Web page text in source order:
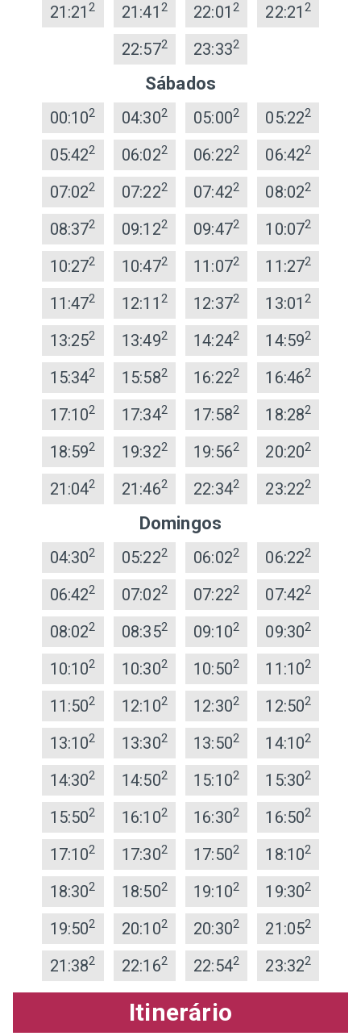
21:212 21:41 2 22:01 2 22:212
22:572 23:332
Sábados
00:102 04:302 05:002 05:222
05:422 06:022 06:222 06:422
07:022 07:222 07:422 08:022
08:372 09:122 09:472 10:072
10:272 10:472 11:072 11:272
11:472 12:11 2 12:372 13:012
13:252 13:492 14:242 14:592
15:342 15:582 16:222 16:462
17:102 17:342 17:582 18:282
18:592 19:322 19:562 20:202
21:042 21:462 22:342 23:222
Domingos
04:302 05:222 06:022 06:222
06:422 07:022 07:222 07:422
08:022 08:352 09:102 09:302
10:102 10:302 10:502 11:102
11:502 12:102 12:302 12:502
13:102 13:302 13:502 14:102
14:302 14:502 15:102 15:302
15:502 16:102 16:302 16:502
17:102 17:302 17:502 18:102
18:302 18:502 19:102 19:302
19:502 20:102 20:302 21:052
21:382 22:162 22:542 23:322
Itinerário